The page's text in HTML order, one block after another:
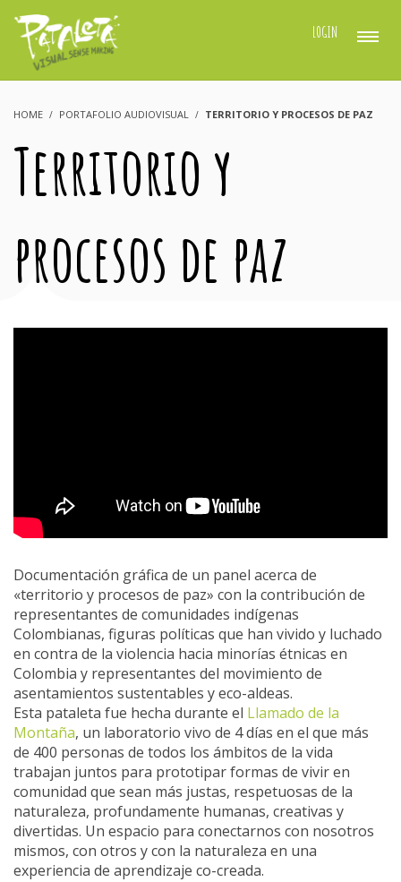
LOGIN
HOME PORTAFOLIO AUDIOVISUAL TERRITORIO Y PROCESOS DE PAZ
Territorio y
procesos de paz
Documentación gráfica de un panel acerca de
«territorio y procesos de paz» con la contribución de
representantes de comunidades indígenas
Colombianas, figuras políticas que han vivido y luchado
en contra de la violencia hacia minorías étnicas en
Colombia y representantes del movimiento de
asentamientos sustentables y eco-aldeas.
Esta pataleta fue hecha durante el Llamado de la
Montaña, un laboratorio vivo de 4 días en el que más
de 400 personas de todos los ámbitos de la vida
trabajan juntos para prototipar formas de vivir en
comunidad que sean más justas, respetuosas de la
naturaleza, profundamente humanas, creativas y
divertidas. Un espacio para conectarnos con nosotros
mismos, con otros y con la naturaleza en una
experiencia de aprendizaje co-creada.